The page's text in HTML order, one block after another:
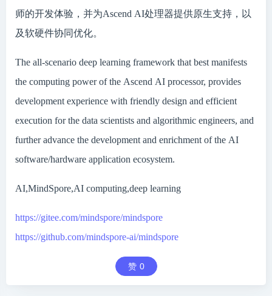
师的开发体验，并为Ascend AI处理器提供原生支持，以
及软硬件协同优化。
The all-scenario deep learning framework that best manifests
the computing power of the Ascend AI processor, provides
development experience with friendly design and efficient
execution for the data scientists and algorithmic engineers, and
further advance the development and enrichment of the AI
software/hardware application ecosystem.
AI,MindSpore,AI computing,deep learning
https://gitee.com/mindspore/mindspore
https://github.com/mindspore-ai/mindspore
赞 0